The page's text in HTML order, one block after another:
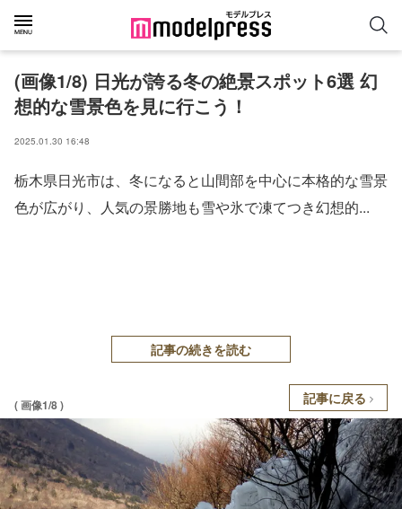
(画像1/8) 日光が誇る冬の絶景スポット6選 幻
想的な雪景色を見に行こう！
2025.01.30 16:48
栃木県日光市は、冬になると山間部を中心に本格的な雪景
色が広がり、人気の景勝地も雪や氷で凍てつき幻想的...
記事の続きを読む
( 画像1/8 ) 記事に戻る